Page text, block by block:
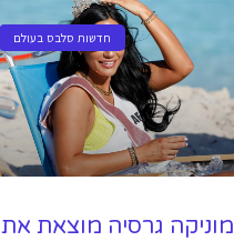
חדשות סלבס בעולם
מוניקה גרסיה מוצאת את